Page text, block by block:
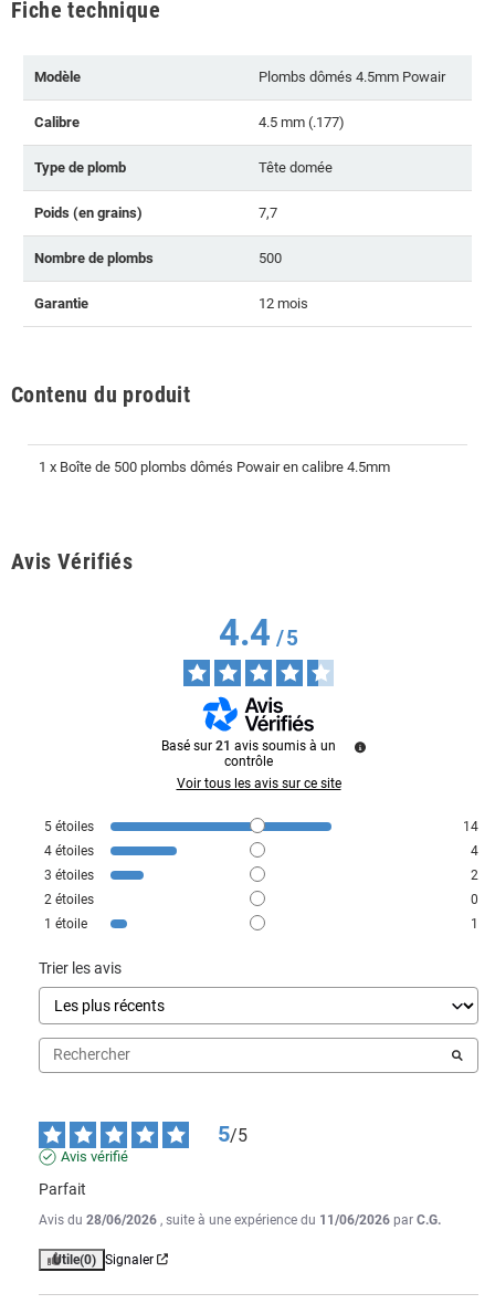
Fiche technique
Modèle Plombs dômés 4.5mm Powair
Calibre 4.5 mm (.177)
Type de plomb Tête domée
Poids (en grains) 7,7
Nombre de plombs 500
Garantie 12 mois
Contenu du produit
1 x Boîte de 500 plombs dômés Powair en calibre 4.5mm
Avis Vérifiés
4.4/5
Basé sur 21 avis soumis à un
contrôle
Voir tous les avis sur ce site
5 étoiles
14
4 étoiles
4
3 étoiles
2
2 étoiles
0
1 étoile 1
Trier les avis
5/5
Avis vérifié
Parfait
Avis du 28/06/2026 , suite à une expérience du 11/06/2026 par C.G.
Utile(0) Signaler